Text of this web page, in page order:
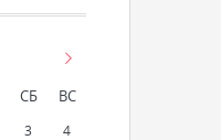
СБ ВС
3
4